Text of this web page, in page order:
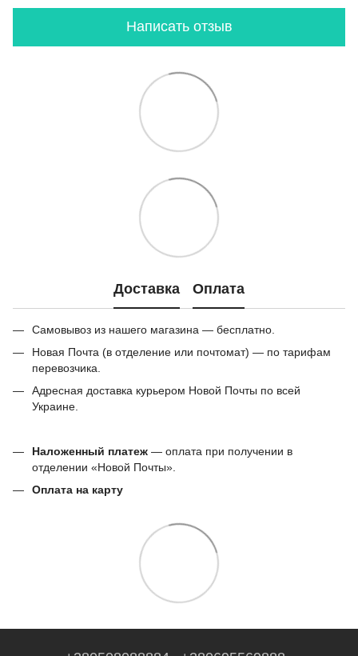
Написать отзыв
Доставка Оплата
Самовывоз из нашего магазина — бесплатно.
Новая Почта (в отделение или почтомат) — по тарифам
перевозчика.
Адресная доставка курьером Новой Почты по всей
Украине.
Наложенный платеж — оплата при получении в
отделении «Новой Почты».
Оплата на карту